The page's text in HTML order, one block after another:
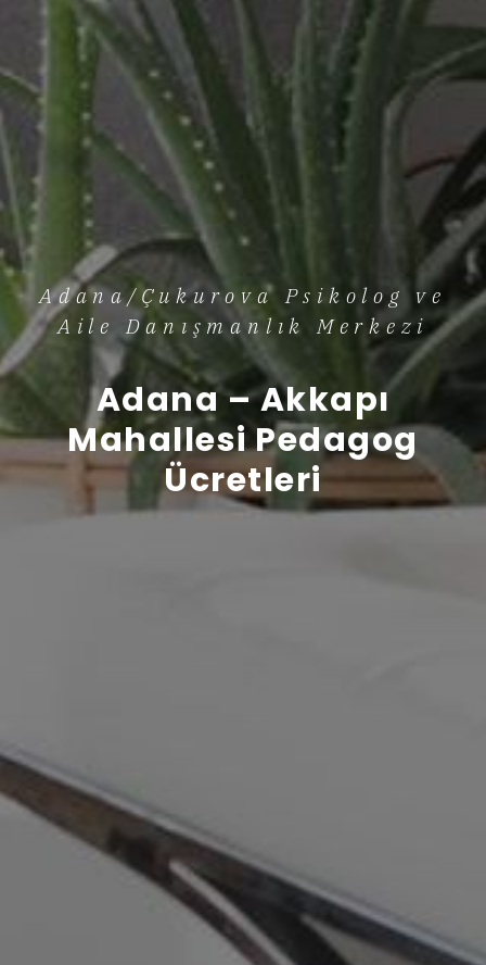
Adana/Çukurova Psikolog ve
Aile Danışmanlık Merkezi
Adana – Akkapı
Mahallesi Pedagog
Ücretleri